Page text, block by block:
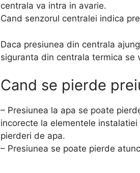
centrala va intra in avarie.
Cand senzorul centralei indica
Daca presiunea din centrala
siguranta din centrala termica se
Cand se pierde
– Presiunea la apa se poate
incorecte la elementele
pierderi de apa.
– Presiunea se poate pierde